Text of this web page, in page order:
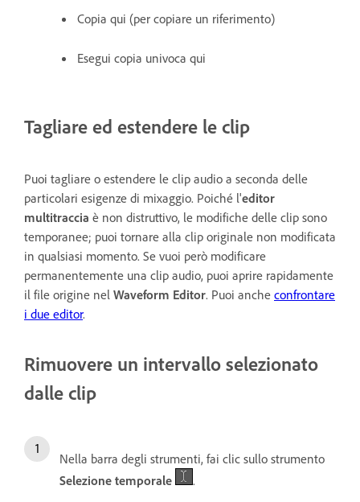
Copia qui (per copiare un riferimento)
Esegui copia univoca qui
Tagliare ed estendere le clip
Puoi tagliare o estendere le clip audio a seconda delle
particolari esigenze di mixaggio. Poiché l'editor
multitraccia è non distruttivo, le modifiche delle clip sono
temporanee; puoi tornare alla clip originale non modificata
in qualsiasi momento. Se vuoi però modificare
permanentemente una clip audio, puoi aprire rapidamente
il file origine nel Waveform Editor. Puoi anche confrontare
i due editor.
Rimuovere un intervallo selezionato
dalle clip
Nella barra degli strumenti, fai clic sullo strumento
Selezione temporale
.